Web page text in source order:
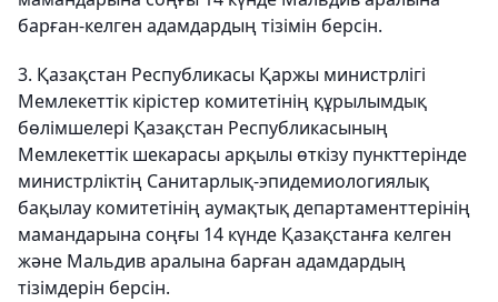
барған-келген адамдардың тізімін берсін.
3. Қазақстан Республикасы Қаржы министрлігі
Мемлекеттік кірістер комитетінің құрылымдық
бөлімшелері Қазақстан Республикасының
Мемлекеттік шекарасы арқылы өткізу пункттерінде
министрліктің Санитарлық-эпидемиологиялық
бақылау комитетінің аумақтық департаменттерінің
мамандарына соңғы 14 күнде Қазақстанға келген
және Мальдив аралына барған адамдардың
тізімдерін берсін.